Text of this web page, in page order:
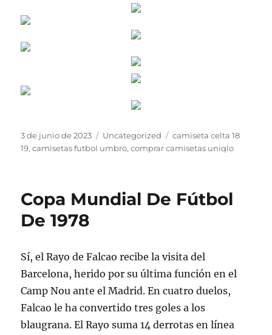
Publicado
el
3 de junio de 2023 Categorías
Uncategorized Etiquetas
camiseta celta 18
19,camisetas futbol umbro,comprar camisetas uniqlo
Copa Mundial De Fútbol
De 1978
Sí, el Rayo de Falcao recibe la visita del
Barcelona, herido por su última función en el
Camp Nou ante el Madrid. En cuatro duelos,
Falcao le ha convertido tres goles a los
blaugrana. El Rayo suma 14 derrotas en línea